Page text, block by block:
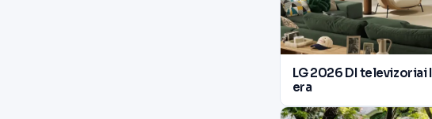
LG 2026 DI televizoriai
era